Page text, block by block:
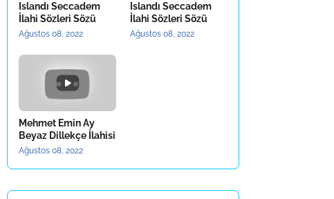
Islandı Seccadem
İlahi Sözleri Sözü
Ağustos 08, 2022
Islandı Seccadem
İlahi Sözleri Sözü
Ağustos 08, 2022
Mehmet Emin Ay
Beyaz Dillekçe İlahisi
Ağustos 08, 2022